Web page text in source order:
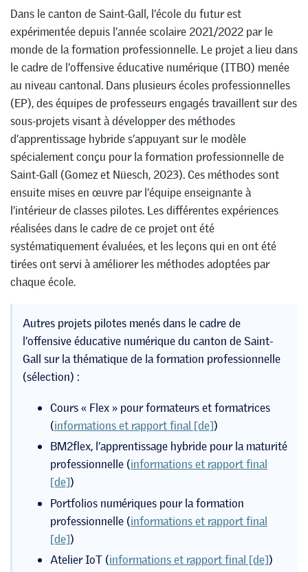
Dans le canton de Saint-Gall, l’école du futur est
expérimentée depuis l’année scolaire 2021/2022 par le
monde de la formation professionnelle. Le projet a lieu dans
le cadre de l’offensive éducative numérique (ITBO) menée
au niveau cantonal. Dans plusieurs écoles professionnelles
(EP), des équipes de professeurs engagés travaillent sur des
sous-projets visant à développer des méthodes
d’apprentissage hybride s’appuyant sur le modèle
spécialement conçu pour la formation professionnelle de
Saint-Gall (Gomez et Nüesch, 2023). Ces méthodes sont
ensuite mises en œuvre par l’équipe enseignante à
l’intérieur de classes pilotes. Les différentes expériences
réalisées dans le cadre de ce projet ont été
systématiquement évaluées, et les leçons qui en ont été
tirées ont servi à améliorer les méthodes adoptées par
chaque école.
Autres projets pilotes menés dans le cadre de
l’offensive éducative numérique du canton de Saint-
Gall sur la thématique de la formation professionnelle
(sélection) :
Cours « Flex » pour formateurs et formatrices
(informations et rapport final [de])
BM2flex, l’apprentissage hybride pour la maturité
professionnelle (informations et rapport final
[de])
Portfolios numériques pour la formation
professionnelle (informations et rapport final
[de])
Atelier IoT (informations et rapport final [de])